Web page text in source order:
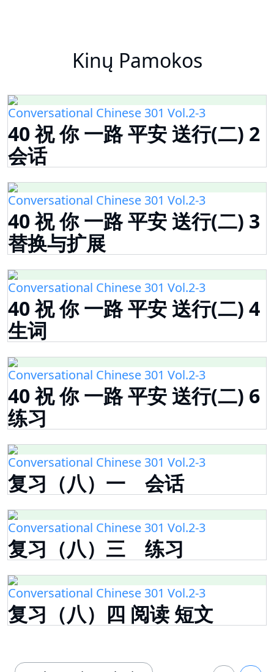
Kinų Pamokos
Conversational Chinese 301 Vol.2-3
40 祝 你 一路 平安 送行(二) 2
会话
Conversational Chinese 301 Vol.2-3
40 祝 你 一路 平安 送行(二) 3
替换与扩展
Conversational Chinese 301 Vol.2-3
40 祝 你 一路 平安 送行(二) 4
生词
Conversational Chinese 301 Vol.2-3
40 祝 你 一路 平安 送行(二) 6
练习
Conversational Chinese 301 Vol.2-3
复习（八）一 会话
Conversational Chinese 301 Vol.2-3
复习（八）三 练习
Conversational Chinese 301 Vol.2-3
复习（八）四 阅读 短文